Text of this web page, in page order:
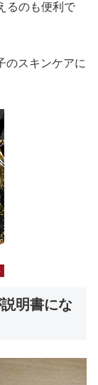
るのも便利で
のスキンケアに
明書にな